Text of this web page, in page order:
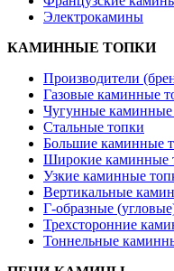
Электрокамины
КАМИННЫЕ ТОПКИ
Производители
Газовые каминные
Чугунные каминные
Стальные топки
Большие каминные
Широкие каминные
Узкие каминные
Вертикальные
Г-образные
Трехсторонние
Тоннельные